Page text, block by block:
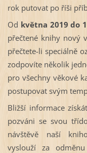
rok putovat po říši
Od května 2019 do
přečtené knihy nový
přečtete-li speciálně
zodpovíte několik
pro všechny věkové
postupovat svým
Bližší informace
pozváni se svou
návštěvě naší
vyslouží za